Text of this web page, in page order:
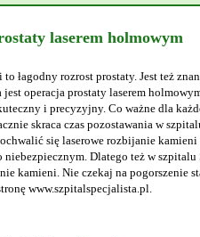
laserem holmowym
łagodny rozrost prostaty. Jest też
operacja prostaty laserem
i precyzyjny. Co ważne dla
skraca czas pozostawania w
się laserowe rozbijanie
Dlatego też w
kamieni. Nie czekaj na pogorszenie
www.szpitalspecjalista.pl.